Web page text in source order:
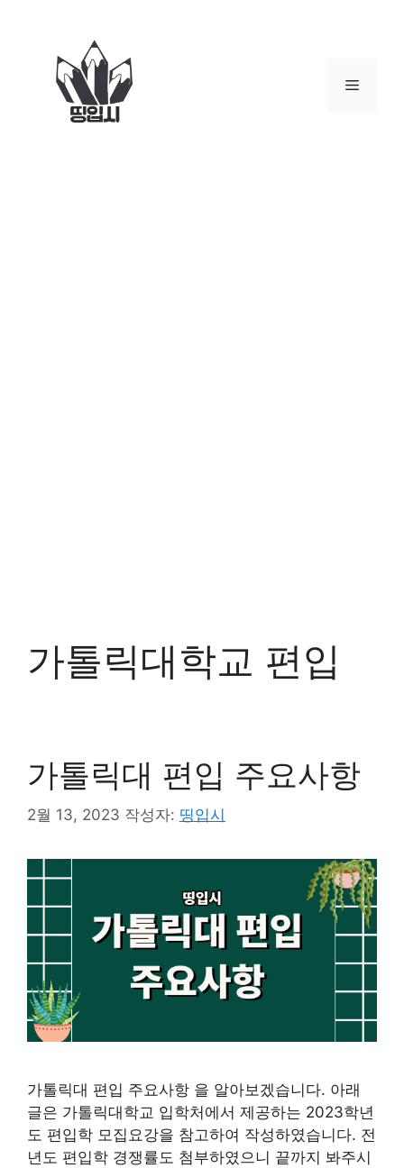
메
가톨릭대학교 편입
가톨릭대 편입 주요사항
2월 13, 2023 작성자: 띵입시
가톨릭대 편입 주요사항 을 알아보겠습니다. 아래
글은 가톨릭대학교 입학처에서 제공하는 2023학년
도 편입학 모집요강을 참고하여 작성하였습니다. 전
년도 편입학 경쟁률도 첨부하였으니 끝까지 봐주시